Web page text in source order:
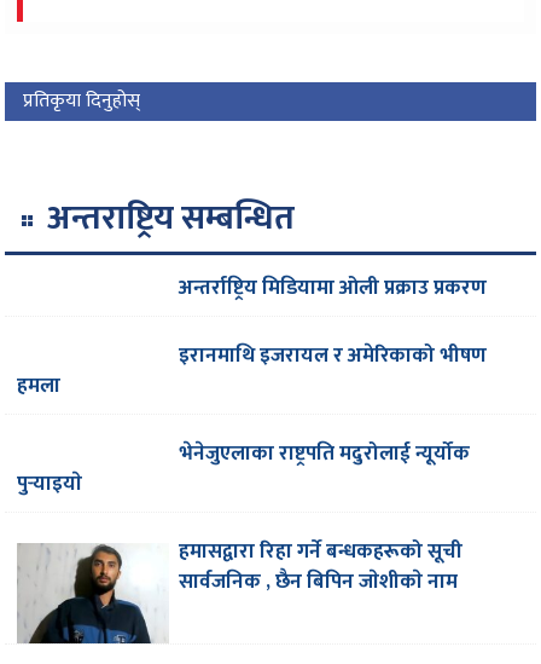
प्रतिकृया दिनुहोस्
अन्तराष्ट्रिय सम्बन्धित
अन्तर्राष्ट्रिय मिडियामा ओली प्रक्राउ प्रकरण
इरानमाथि इजरायल र अमेरिकाको भीषण
हमला
भेनेजुएलाका राष्ट्रपति मदुरोलाई न्यूर्योक
पुर्‍याइयाे
हमासद्वारा रिहा गर्ने बन्धकहरूको सूची
सार्वजनिक , छैन बिपिन जाेशीकाे नाम